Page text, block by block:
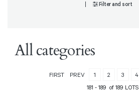
Filter and sort
All categories
181 - 189 of 189 LOTS
FIRST PREV 1 2 3 4